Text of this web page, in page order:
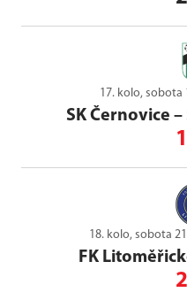
17. kolo, sobota
SK Černovice –
18. kolo, sobota
FK